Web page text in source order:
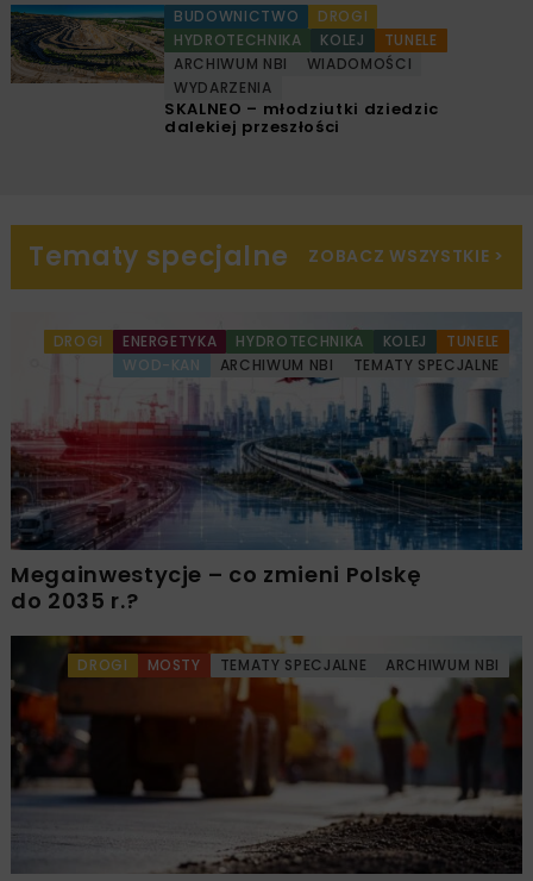
BUDOWNICTWO
DROGI
HYDROTECHNIKA
KOLEJ
TUNELE
ARCHIWUM NBI
WIADOMOŚCI
WYDARZENIA
SKALNEO – młodziutki dziedzic
dalekiej przeszłości
Tematy specjalne ZOBACZ WSZYSTKIE >
DROGI ENERGETYKA HYDROTECHNIKA KOLEJ
TUNELE
WOD-KAN
ARCHIWUM NBI TEMATY SPECJALNE
Megainwestycje – co zmieni Polskę
do 2035 r.?
DROGI MOSTY TEMATY SPECJALNE ARCHIWUM NBI